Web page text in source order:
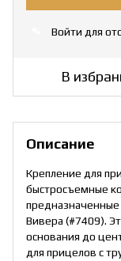
Войти для
В
Описание
Крепление для
быстросъемные
предназначенные
Вивера (#7409).
основания до
для прицелов с